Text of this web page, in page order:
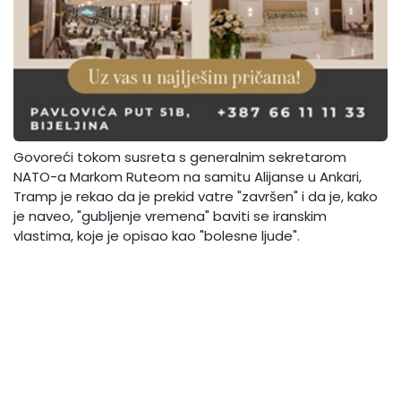
Govoreći tokom susreta s generalnim sekretarom
NATO-a Markom Ruteom na samitu Alijanse u Ankari,
Tramp je rekao da je prekid vatre "završen" i da je, kako
je naveo, "gubljenje vremena" baviti se iranskim
vlastima, koje je opisao kao "bolesne ljude".